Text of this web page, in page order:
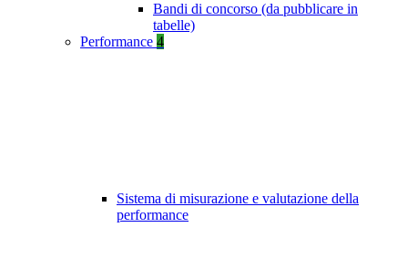
Bandi di concorso (da pubblicare in
tabelle)
Performance 4
Sistema di misurazione e valutazione della
performance